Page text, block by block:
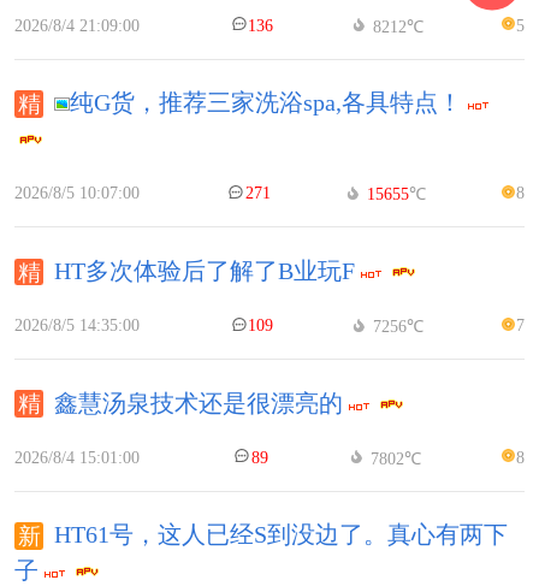
2026/8/4 21:09:00 136 8212℃ 5
纯G货，推荐三家洗浴spa,各具特点！
2026/8/5 10:07:00 271 15655℃ 8
HT多次体验后了解了B业玩F
2026/8/5 14:35:00 109 7256℃ 7
鑫慧汤泉技术还是很漂亮的
2026/8/4 15:01:00 89 7802℃ 8
HT61号，这人已经S到没边了。真心有两下
子